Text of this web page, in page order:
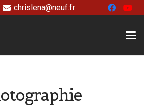
chrislena@neuf.fr